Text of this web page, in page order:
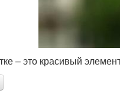
– это красивый